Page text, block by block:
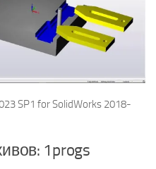
SP1 for SolidWorks 2018-
1progs